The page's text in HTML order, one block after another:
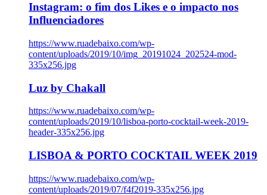
Instagram: o fim dos Likes e o impacto nos
Influenciadores
https://www.ruadebaixo.com/wp-
content/uploads/2019/10/img_20191024_202524-mod-
335x256.jpg
Luz by Chakall
https://www.ruadebaixo.com/wp-
content/uploads/2019/10/lisboa-porto-cocktail-week-2019-
header-335x256.jpg
LISBOA & PORTO COCKTAIL WEEK 2019
https://www.ruadebaixo.com/wp-
content/uploads/2019/07/f4f2019-335x256.jpg